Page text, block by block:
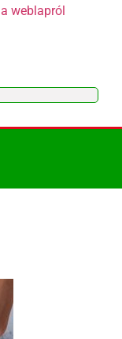
weblapról